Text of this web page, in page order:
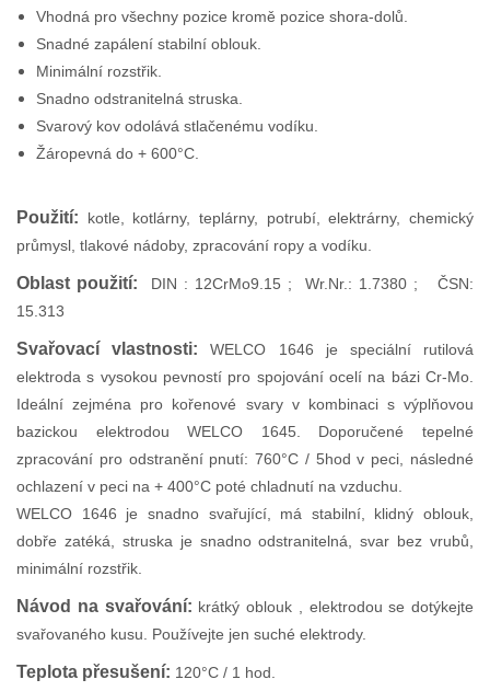
Vhodná pro všechny pozice kromě pozice shora-dolů.
Snadné zapálení stabilní oblouk.
Minimální rozstřik.
Snadno odstranitelná struska.
Svarový kov odolává stlačenému vodíku.
Žáropevná do + 600°C.
Použití: kotle, kotlárny, teplárny, potrubí, elektrárny, chemický
průmysl, tlakové nádoby, zpracování ropy a vodíku.
Oblast použití: DIN : 12CrMo9.15 ; Wr.Nr.: 1.7380 ; ČSN:
15.313
Svařovací vlastnosti: WELCO 1646 je speciální rutilová
elektroda s vysokou pevností pro spojování ocelí na bázi Cr-Mo.
Ideální zejména pro kořenové svary v kombinaci s výplňovou
bazickou elektrodou WELCO 1645. Doporučené tepelné
zpracování pro odstranění pnutí: 760°C / 5hod v peci, následné
ochlazení v peci na + 400°C poté chladnutí na vzduchu.
WELCO 1646 je snadno svařující, má stabilní, klidný oblouk,
dobře zatéká, struska je snadno odstranitelná, svar bez vrubů,
minimální rozstřik.
Návod na svařování: krátký oblouk , elektrodou se dotýkejte
svařovaného kusu. Používejte jen suché elektrody.
Teplota přesušení: 120°C / 1 hod.